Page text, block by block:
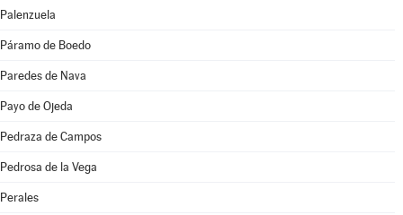
Palenzuela
Páramo de Boedo
Paredes de Nava
Payo de Ojeda
Pedraza de Campos
Pedrosa de la Vega
Perales